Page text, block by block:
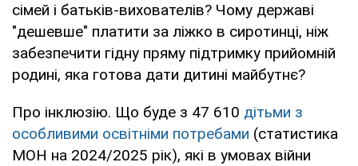
сімей і батьків-вихователів? Чому державі
"дешевше" платити за ліжко в сиротинці, ніж
забезпечити гідну пряму підтримку прийомній
родині, яка готова дати дитині майбутнє?
Про інклюзію. Що буде з 47 610 дітьми з
особливими освітніми потребами (статистика
МОН на 2024/2025 рік), які в умовах війни